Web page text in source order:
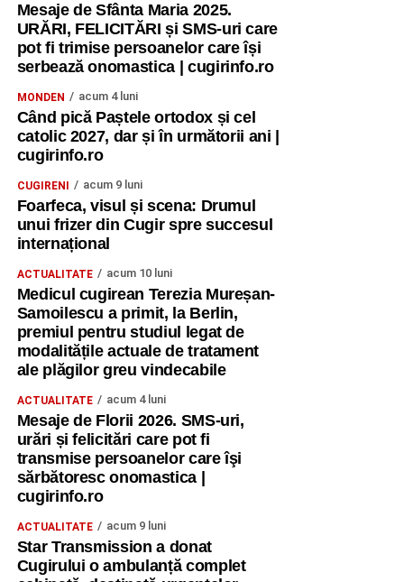
Mesaje de Sfânta Maria 2025.
URĂRI, FELICITĂRI și SMS-uri care
pot fi trimise persoanelor care își
serbează onomastica | cugirinfo.ro
MONDEN acum 4 luni
Când pică Paștele ortodox și cel
catolic 2027, dar și în următorii ani |
cugirinfo.ro
CUGIRENI acum 9 luni
Foarfeca, visul și scena: Drumul
unui frizer din Cugir spre succesul
internațional
ACTUALITATE acum 10 luni
Medicul cugirean Terezia Mureșan-
Samoilescu a primit, la Berlin,
premiul pentru studiul legat de
modalitățile actuale de tratament
ale plăgilor greu vindecabile
ACTUALITATE acum 4 luni
Mesaje de Florii 2026. SMS-uri,
urări și felicitări care pot fi
transmise persoanelor care îşi
sărbătoresc onomastica |
cugirinfo.ro
ACTUALITATE acum 9 luni
Star Transmission a donat
Cugirului o ambulanță complet